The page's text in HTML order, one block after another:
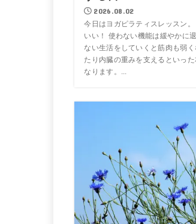
2026.08.02
今日はヨガピラティスレッスン
いい！ 使わない機能は緩やかに
ない生活をしていくと筋肉も弱
たり内臓の重みを支えるといっ
なります。...